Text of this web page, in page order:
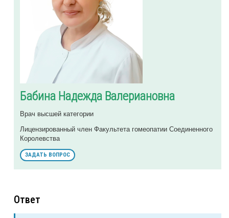
Бабина Надежда Валериановна
Врач высшей категории
Лицензированный член Факультета гомеопатии Соединенного
Королевства
ЗАДАТЬ ВОПРОС
Ответ